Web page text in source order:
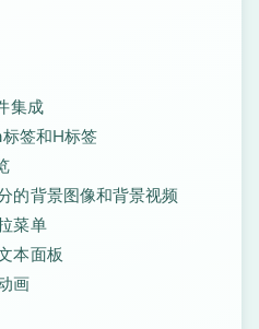
集成
签和H标签
的背景图像和背景视频
菜单
本面板
画